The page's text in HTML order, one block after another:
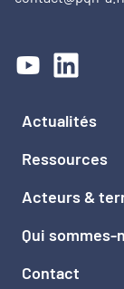
Actualités
Ressources
Acteurs &
Qui sommes-
Contact